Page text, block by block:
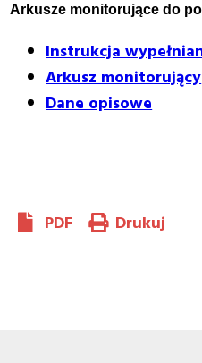
Arkusze monitorujące do
Instrukcja
Arkusz monitorujący
Dane opisowe
PDF Drukuj